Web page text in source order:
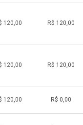
120,00 R$ 120,00
120,00 R$ 120,00
120,00 R$ 0,00